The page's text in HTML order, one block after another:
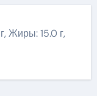
Жиры: 15.0 г,